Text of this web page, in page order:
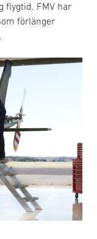
flygtid. FMV har
förlänger